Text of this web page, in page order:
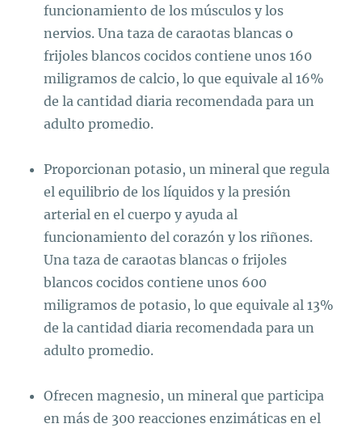
funcionamiento de los músculos y los
nervios. Una taza de caraotas blancas o
frijoles blancos cocidos contiene unos 160
miligramos de calcio, lo que equivale al 16%
de la cantidad diaria recomendada para un
adulto promedio.
Proporcionan potasio, un mineral que regula
el equilibrio de los líquidos y la presión
arterial en el cuerpo y ayuda al
funcionamiento del corazón y los riñones.
Una taza de caraotas blancas o frijoles
blancos cocidos contiene unos 600
miligramos de potasio, lo que equivale al 13%
de la cantidad diaria recomendada para un
adulto promedio.
Ofrecen magnesio, un mineral que participa
en más de 300 reacciones enzimáticas en el